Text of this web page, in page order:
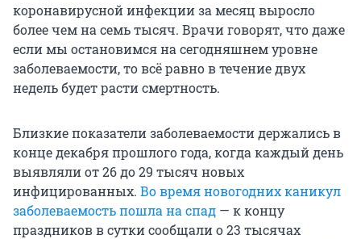
коронавирусной инфекции за месяц выросло
более чем на семь тысяч. Врачи говорят, что даже
если мы остановимся на сегодняшнем уровне
заболеваемости, то всё равно в течение двух
недель будет расти смертность.
Близкие показатели заболеваемости держались в
конце декабря прошлого года, когда каждый день
выявляли от 26 до 29 тысяч новых
инфицированных. Во время новогодних каникул
заболеваемость пошла на спад — к концу
праздников в сутки сообщали о 23 тысячах